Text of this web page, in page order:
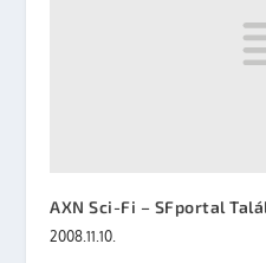
AXN Sci-Fi – SFportal
2008.11.10.